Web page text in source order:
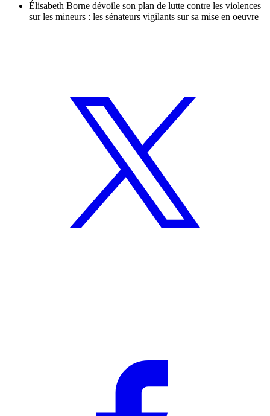
Élisabeth Borne dévoile son plan de lutte contre les violences
sur les mineurs : les sénateurs vigilants sur sa mise en oeuvre